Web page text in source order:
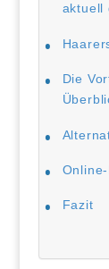
aktuell
Die
Fazit